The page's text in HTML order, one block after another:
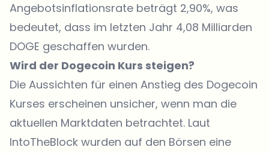
Angebotsinflationsrate beträgt 2,90%, was
bedeutet, dass im letzten Jahr 4,08 Milliarden
DOGE geschaffen wurden.
Wird der Dogecoin Kurs steigen?
Die Aussichten für einen Anstieg des Dogecoin
Kurses erscheinen unsicher, wenn man die
aktuellen Marktdaten betrachtet. Laut
IntoTheBlock wurden auf den Börsen eine